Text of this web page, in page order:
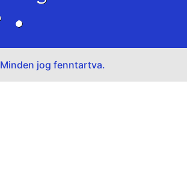
Minden jog fenntartva.